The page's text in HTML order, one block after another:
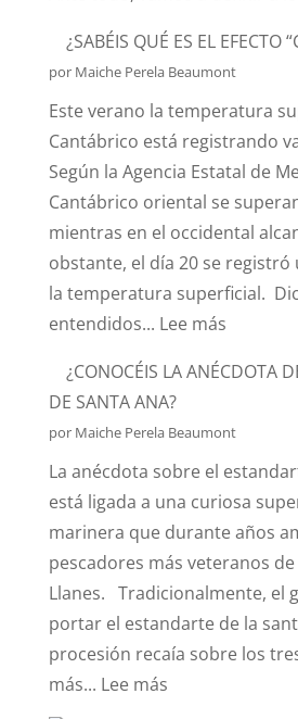
¿SABÉIS QUÉ ES EL EFECTO
por Maiche Perela Beaumont
Este verano la temperatura
Cantábrico está registrando
Según la Agencia Estatal de
Cantábrico oriental se
mientras en el occidental
obstante, el día 20 se registró
la temperatura superficial.
entendidos... Lee más:
QUÉ
EL
EFECTO
¿CONOCÉIS LA ANÉCDOTA
DE SANTA ANA?
por Maiche Perela Beaumont
La anécdota sobre el
está ligada a una curiosa
marinera que durante años
pescadores más veteranos
Llanes. Tradicionalmente, el
portar el estandarte de la
procesión recaía sobre los
más... Lee más: